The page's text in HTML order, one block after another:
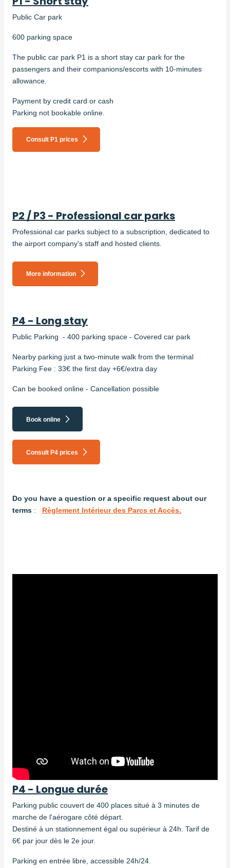
Public Car park
600 parking space
The public car park P1 is a short stay car park for the
passengers and their companions/escorts with 10-minutes
allowance.
Payment by credit card or cash
Parking not bookable online.
Consult P1 prices
P2 / P3 - Professional car parks
Professional car parks subject to a subscription, dedicated to
the airport company's staff and hosted clients.
More information
P4 - Long stay
Public Parking - 400 parking space - Covered car park
Nearby parking just a two-minute walk from the terminal
Parking Fee : 33€ the first day +6€/extra day
Can be booked online - Cancellation possible
Book online
Consult P4 prices
Do you have a question or a specific request about our
terms : Règlement Intérieur des Parcs et Accès.
P4 - Longue durée
Parking public couvert de 400 places situé à 3 minutes de
marche de l'aérogare côté départ.
Destiné à un stationnement égal ou supérieur à 24h. Tarif de
6€ par jour dès le 2e jour.
Parking en entrée libre, accessible 24h/24.